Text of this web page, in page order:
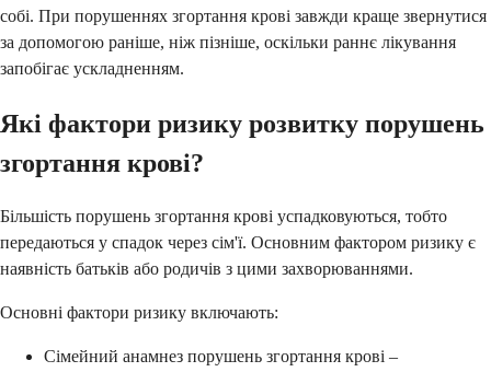
собі. При порушеннях згортання крові завжди краще звернутися
за допомогою раніше, ніж пізніше, оскільки раннє лікування
запобігає ускладненням.
Які фактори ризику розвитку порушень
згортання крові?
Більшість порушень згортання крові успадковуються, тобто
передаються у спадок через сім'ї. Основним фактором ризику є
наявність батьків або родичів з цими захворюваннями.
Основні фактори ризику включають:
Сімейний анамнез порушень згортання крові –